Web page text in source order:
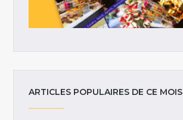
ARTICLES POPULAIRES DE CE MOIS